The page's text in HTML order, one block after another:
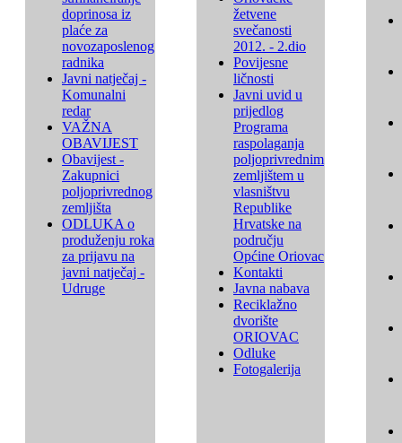
doprinosa iz
plaće za
novozaposlenog
radnika
Javni natječaj -
Komunalni
redar
VAŽNA
OBAVIJEST
Obavijest -
Zakupnici
poljoprivrednog
zemljišta
ODLUKA o
produženju roka
za prijavu na
javni natječaj -
Udruge
žetvene
svečanosti
2012. - 2.dio
Povijesne
ličnosti
Javni uvid u
prijedlog
Programa
raspolaganja
poljoprivrednim
zemljištem u
vlasništvu
Republike
Hrvatske na
području
Općine Oriovac
Kontakti
Javna nabava
Reciklažno
dvorište
ORIOVAC
Odluke
Fotogalerija